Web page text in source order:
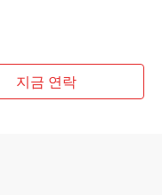
지금 연락